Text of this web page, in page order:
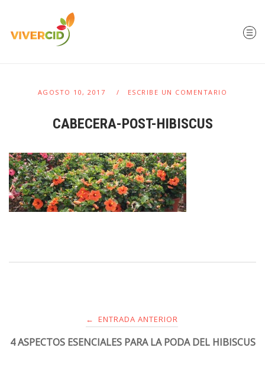
AGOSTO 10, 2017 ESCRIBE UN COMENTARIO
CABECERA-POST-HIBISCUS
← ENTRADA ANTERIOR
4 ASPECTOS ESENCIALES PARA LA PODA DEL HIBISCUS